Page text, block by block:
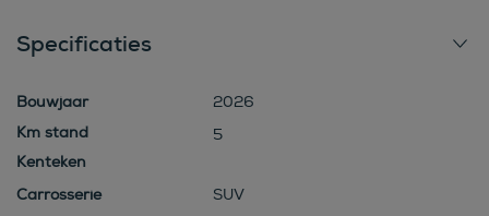
Specificaties
Bouwjaar
2026
5
Kenteken
Carrosserie
SUV